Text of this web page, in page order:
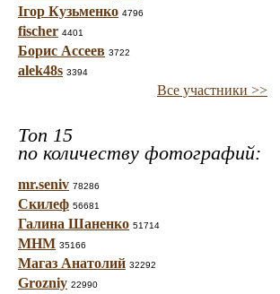
Ігор Кузьменко 4796
fischer 4401
Борис Ассеев 3722
alek48s 3394
Все участники >>
Топ 15
по количеству фотографий:
mr.seniv 78286
Скилеф 56681
Галина Шаненко 51714
МНМ 35166
Магаз Анатолий 32292
Grozniy 22990